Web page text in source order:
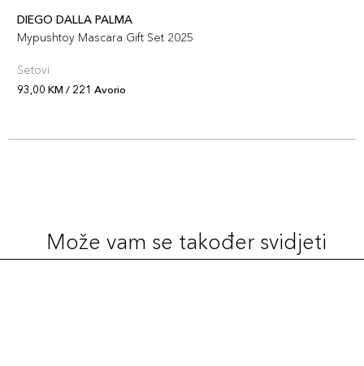
DIEGO DALLA PALMA
Mypushtoy Mascara Gift Set 2025
Setovi
93,00 KM / 221 Avorio
Može vam se također svidjeti